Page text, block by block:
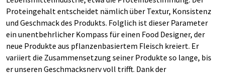
Proteingehalt entscheidet nämlich über Textur, Konsistenz
und Geschmack des Produkts. Folglich ist dieser Parameter
ein unentbehrlicher Kompass für einen Food Designer, der
neue Produkte aus pflanzenbasiertem Fleisch kreiert. Er
variiert die Zusammensetzung seiner Produkte so lange, bis
er unseren Geschmacksnerv voll trifft. Dank der